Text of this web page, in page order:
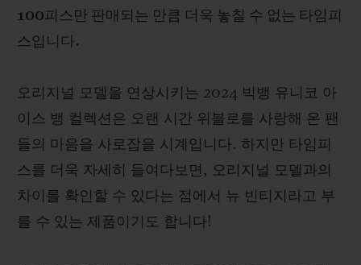
100피스만 판매되는 만큼 더욱 놓칠 수 없는 타임피
스입니다.
오리지널 모델을 연상시키는 2024 빅뱅 유니코 아
이스 뱅 컬렉션은 오랜 시간 위블로를 사랑해 온 팬
들의 마음을 사로잡을 시계입니다. 하지만 타임피
스를 더욱 자세히 들여다보면, 오리지널 모델과의
차이를 확인할 수 있다는 점에서 뉴 빈티지라고 부
를 수 있는 제품이기도 합니다!